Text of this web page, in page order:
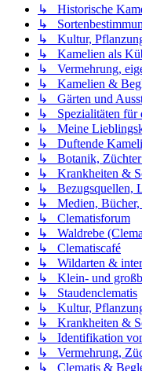
↳ Historische
↳
↳ Kultur,
↳ Kamelien als
↳ Vermehrung,
↳ Kamelien &
↳ Gärten und
↳ Spezialitäten für
↳ Meine
↳ Duftende
↳ Botanik, Züchter
↳ Krankheiten &
↳ Bezugsquellen,
↳ Medien, Bücher,
↳ Clematisforum
↳ Waldrebe
↳ Clematiscafé
↳ Wildarten &
↳ Klein- und
↳ Staudenclematis
↳ Kultur,
↳ Krankheiten &
↳ Identifikation
↳ Vermehrung,
↳ Clematis &